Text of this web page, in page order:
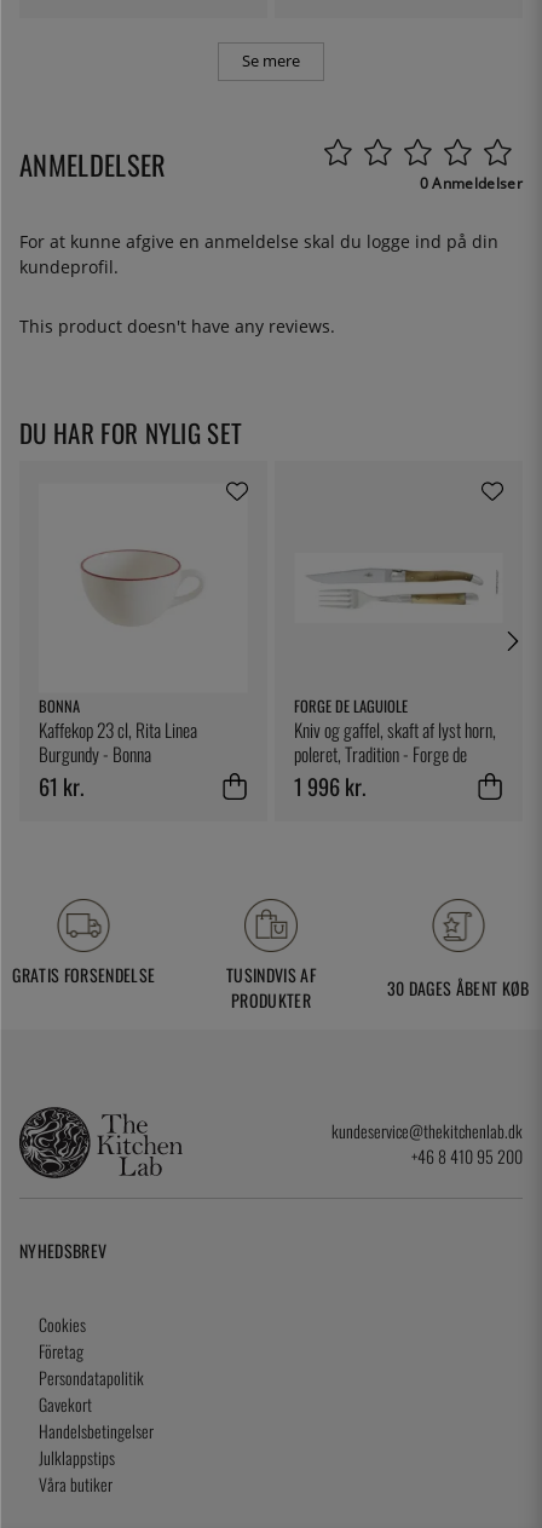
Se mere
ANMELDELSER 0 Anmeldelser
For at kunne afgive en anmeldelse skal du logge ind på din
kundeprofil.
This product doesn't have any reviews.
DU HAR FOR NYLIG SET
BONNA
Kaffekop 23 cl, Rita Linea
Burgundy - Bonna
61 kr.
FORGE DE LAGUIOLE
Kniv og gaffel, skaft af lyst horn,
poleret, Tradition - Forge de
Laguiole
1 996 kr.
GRATIS FORSENDELSE
TUSINDVIS AF
PRODUKTER
30 DAGES ÅBENT KØB
kundeservice@thekitchenlab.dk
+46 8 410 95 200
NYHEDSBREV
Cookies
Företag
Persondatapolitik
Gavekort
Handelsbetingelser
Julklappstips
Våra butiker